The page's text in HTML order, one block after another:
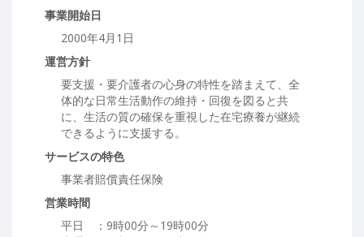
事業開始日
2000年4月1日
運営方針
要支援・要介護者の心身の特性を踏まえて、全
体的な日常生活動作の維持・回復を図ると共
に、生活の質の確保を重視した在宅療養が継続
できるように支援する。
サービスの特色
事業者賠償責任保険
営業時間
平日 ：9時00分～19時00分